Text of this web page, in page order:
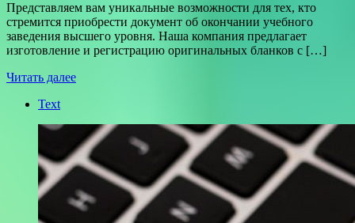
Представляем вам уникальные возможности для тех, кто
стремится приобрести документ об окончании учебного
заведения высшего уровня. Наша компания предлагает
изготовление и регистрацию оригинальных бланков с […]
Читать далее
Text